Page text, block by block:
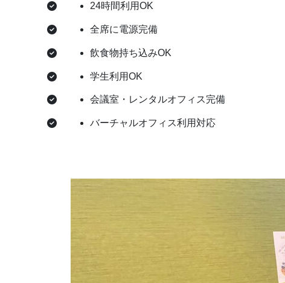
24時間利用OK
全席に電源完備
飲食物持ち込みOK
学生利用OK
会議室・レンタルオフィス完備
バーチャルオフィス利用対応